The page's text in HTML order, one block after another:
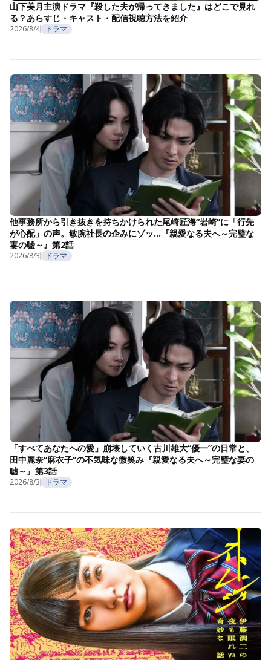
山下美月主演ドラマ『殺した夫が帰ってきました』はどこで見れ
る？あらすじ・キャスト・配信視聴方法を紹介
2026/8/4 ドラマ
他事務所から引き抜きを持ちかけられた尾崎匠海“岩崎”に「行先
が心配」の声。敏腕社長の企みにゾッ…『親愛なる夫へ～完璧な
妻の嘘～』第2話
2026/8/3 ドラマ
「すべてあなたへの愛」崩壊していく古川雄大“優一”の日常と、
田中麗奈“麻衣子”の不気味な微笑み『親愛なる夫へ～完璧な妻の
嘘～』第3話
2026/8/3 ドラマ